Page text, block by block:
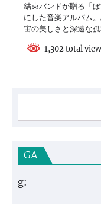
結束バンドが贈る「
にした音楽アルバム
宙の美しさと深遠な
1,302 total
GA
g: